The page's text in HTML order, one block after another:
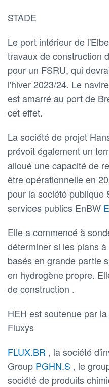
STADE
Le port intérieur de
travaux de construction
pour un FSRU, qui
l'hiver 2023/24. Le
est amarré au port de
cet effet.
La société de projet
prévoit également un
alloué une capacité de
être opérationnelle en
pour la société publique
services publics EnBW
Elle a commencé à
déterminer si les plans
basés en grande partie
en hydrogène propre.
de construction .
HEH est soutenue par
Fluxys
FLUX.BR , la société
Group PGHN.S , le
société de produits